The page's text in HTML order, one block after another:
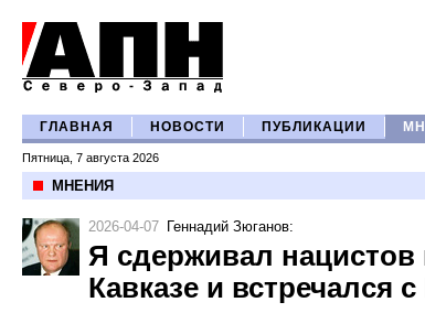
ГЛАВНАЯ НОВОСТИ ПУБЛИКАЦИИ
Пятница, 7 августа 2026
МНЕНИЯ
2026-04-07 Геннадий Зюганов:
Я сдерживал
Кавказе и встречался